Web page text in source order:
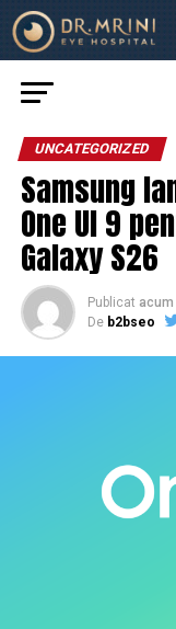
UNCATEGORIZED
Samsung
One UI 9
Galaxy S26
Publicat acum
De b2bseo